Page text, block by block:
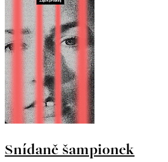
Snídaně šampionek